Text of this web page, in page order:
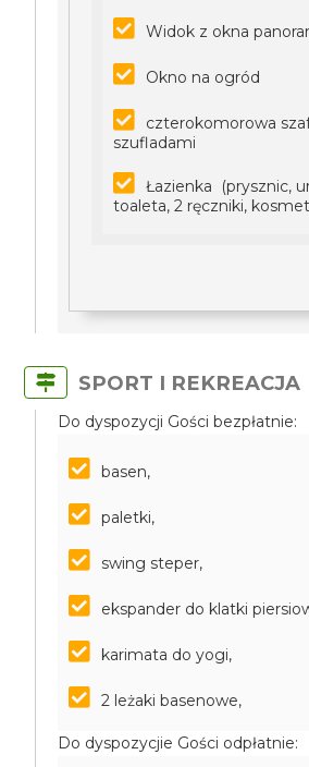
Widok z okna
Okno na ogród
czterokomorowa
szufladami
Łazienka (prysznic,
toaleta, 2 ręczniki,
SPORT I REKREACJA
Do dyspozycji Gości bezpłatnie:
basen,
paletki,
swing steper,
ekspander do klatki
karimata do yogi,
2 leżaki basenowe,
Do dyspozycjie Gości odpłatnie: